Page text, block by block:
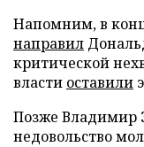
Напомним, в
направил
критической
власти оставили
Позже Владимир
недовольство